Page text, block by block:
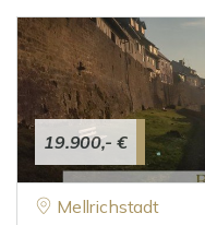
19.900,- €
Mellrichstadt